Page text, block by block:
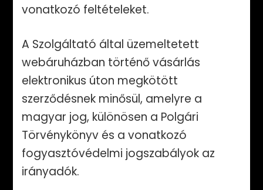
vonatkozó feltételeket.
A Szolgáltató által üzemeltetett
webáruházban történő vásárlás
elektronikus úton megkötött
szerződésnek minősül, amelyre a
magyar jog, különösen a Polgári
Törvénykönyv és a vonatkozó
fogyasztóvédelmi jogszabályok az
irányadók.